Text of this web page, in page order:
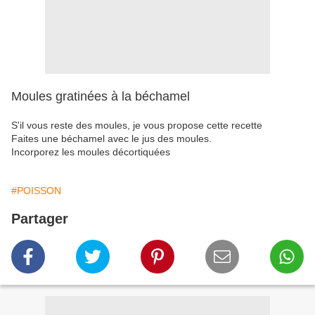
Moules gratinées à la béchamel
S'il vous reste des moules, je vous propose cette recette
Faites une béchamel avec le jus des moules.
Incorporez les moules décortiquées
#POISSON
Partager